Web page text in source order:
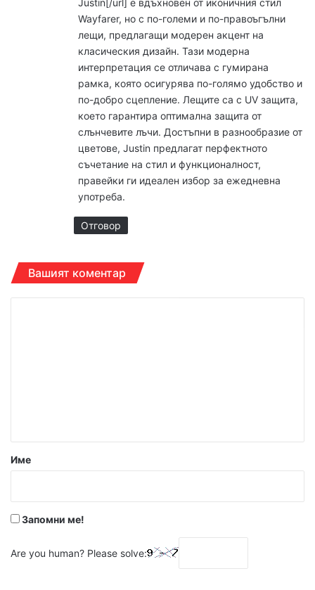
Justin[/url] е вдъхновен от иконичния стил
Wayfarer, но с по-големи и по-правоъгълни
лещи, предлагащи модерен акцент на
класическия дизайн. Тази модерна
интерпретация се отличава с гумирана
рамка, която осигурява по-голямо удобство и
по-добро сцепление. Лещите са с UV защита,
което гарантира оптимална защита от
слънчевите лъчи. Достъпни в разнообразие от
цветове, Justin предлагат перфектното
съчетание на стил и функционалност,
правейки ги идеален избор за ежедневна
употреба.
Отговор
Вашият коментар
р
Име
Запомни ме!
Are you human? Please solve: